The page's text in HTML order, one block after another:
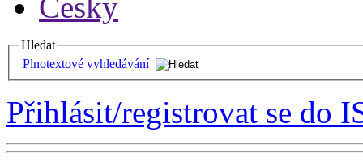
Hledat
Plnotextové vyhledávání
Přihlásit/registrovat se do